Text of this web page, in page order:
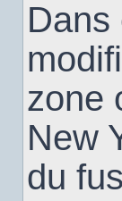
zone
New
du